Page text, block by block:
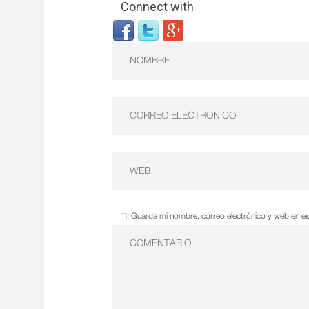
Connect with
Guarda mi nombre, correo electrónico y web en